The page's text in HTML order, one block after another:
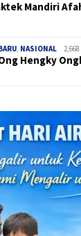
Mandiri
, NASIONAL
Hengky